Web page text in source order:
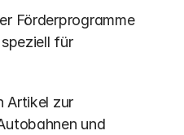
Förderprogramme
für
Artikel zur
und